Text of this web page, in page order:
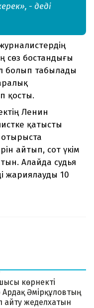
- деді
сөз бостандығы
болып табылады
қосты.
Ленин
қатысты
отырыста
айтып, сот үкім
Алайда судья
жариялауды 10
көрнекті
Әмірқұловтың
айту жеделхатын